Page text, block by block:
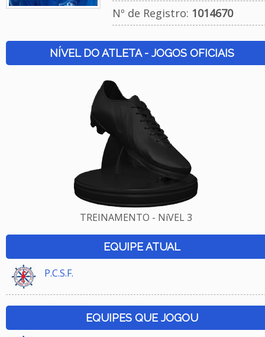
Nº de Registro: 1014670
NÍVEL DO ATLETA - JOGOS OFICIAIS
TREINAMENTO - NíVEL 3
EQUIPE ATUAL
P.C.S.F.
EQUIPES QUE JOGOU